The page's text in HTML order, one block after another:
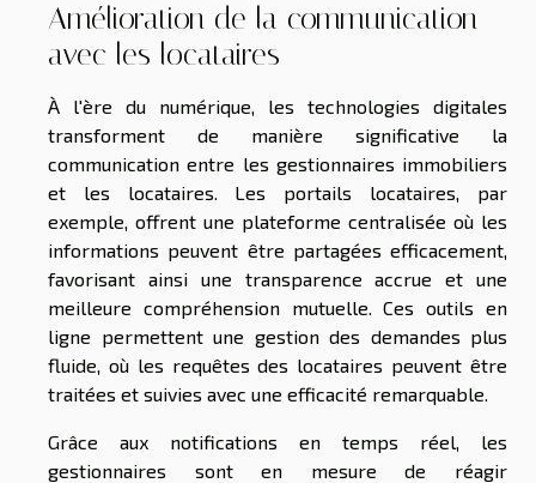
Amélioration de la communication
avec les locataires
À l'ère du numérique, les technologies digitales
transforment de manière significative la
communication entre les gestionnaires immobiliers
et les locataires. Les portails locataires, par
exemple, offrent une plateforme centralisée où les
informations peuvent être partagées efficacement,
favorisant ainsi une transparence accrue et une
meilleure compréhension mutuelle. Ces outils en
ligne permettent une gestion des demandes plus
fluide, où les requêtes des locataires peuvent être
traitées et suivies avec une efficacité remarquable.
Grâce aux notifications en temps réel, les
gestionnaires sont en mesure de réagir